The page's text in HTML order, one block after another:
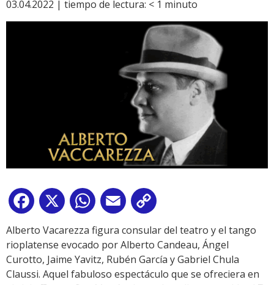
03.04.2022 | tiempo de lectura: < 1 minuto
Facebook
X WhatsApp
Email
Link
Alberto Vacarezza figura consular del teatro y el tango
rioplatense evocado por Alberto Candeau, Ángel
Curotto, Jaime Yavitz, Rubén García y Gabriel Chula
Claussi. Aquel fabuloso espectáculo que se ofreciera en